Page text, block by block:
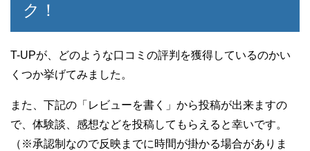
ク！
T-UPが、どのような口コミの評判を獲得しているのかい
くつか挙げてみました。
また、下記の「レビューを書く」から投稿が出来ますの
で、体験談、感想などを投稿してもらえると幸いです。
（※承認制なので反映までに時間が掛かる場合がありま